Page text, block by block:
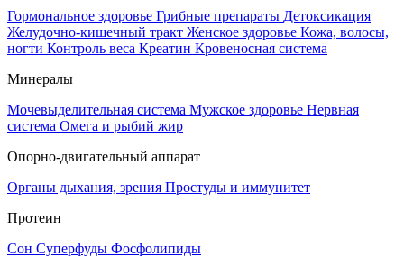
Гормональное здоровье Грибные препараты Детоксикация
Желудочно-кишечный тракт Женское здоровье Кожа, волосы,
ногти Контроль веса Креатин Кровеносная система
Минералы
Мочевыделительная система Мужское здоровье Нервная
система Омега и рыбий жир
Опорно-двигательный аппарат
Органы дыхания, зрения Простуды и иммунитет
Протеин
Сон Суперфуды Фосфолипиды